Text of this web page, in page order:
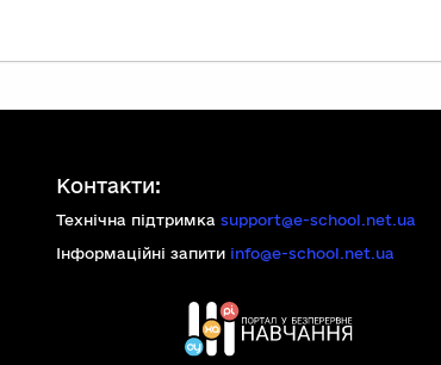
Контакти:
Технічна підтримка support@e-school.net.ua
Інформаційні запити info@e-school.net.ua